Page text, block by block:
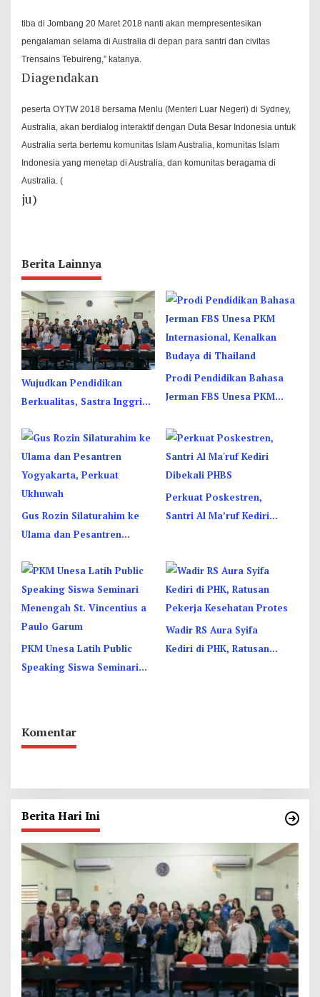
tiba di Jombang 20 Maret 2018 nanti akan mempresentesikan
pengalaman selama di Australia di depan para santri dan civitas
Trensains Tebuireng,” katanya.
Diagendakan
peserta OYTW 2018 bersama Menlu (Menteri Luar Negeri) di Sydney,
Australia, akan berdialog interaktif dengan Duta Besar Indonesia untuk
Australia serta bertemu komunitas Islam Australia, komunitas Islam
Indonesia yang menetap di Australia, dan komunitas beragama di
Australia. (
ju)
Berita Lainnya
Wujudkan Pendidikan
Berkualitas, Sastra Inggris
Interkultural
Prodi Pendidikan Bahasa
Jerman FBS Unesa PKM
Budaya di Thailand
Gus Rozin Silaturahim ke
Ulama dan Pesantren
Ukhuwah
Perkuat Poskestren,
Santri Al Ma’ruf Kediri
PKM Unesa Latih Public
Speaking Siswa Seminari
Wadir RS Aura Syifa
Kediri di PHK, Ratusan
Komentar
Berita Hari Ini